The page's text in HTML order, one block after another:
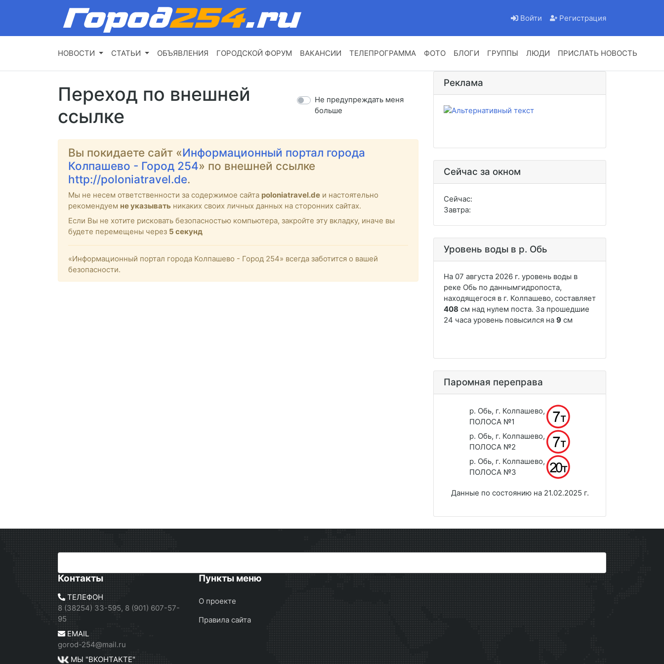
Войти Регистрация
НОВОСТИ СТАТЬИ ОБЪЯВЛЕНИЯ ГОРОДСКОЙ ФОРУМ ВАКАНСИИ ТЕЛЕПРОГРАММА ФОТО БЛОГИ ГРУППЫ ЛЮДИ ПРИСЛАТЬ НОВОСТЬ
Переход по внешней
ссылке
Не предупреждать меня
больше
Вы покидаете сайт «Информационный портал города
Колпашево - Город 254» по внешней ссылке
http://poloniatravel.de.
Мы не несем ответственности за содержимое сайта poloniatravel.de и настоятельно
рекомендуем не указывать никаких своих личных данных на сторонних сайтах.
Если Вы не хотите рисковать безопасностью компьютера, закройте эту вкладку, иначе вы
будете перемещены через 4 секунд
«Информационный портал города Колпашево - Город 254» всегда заботится о вашей
безопасности.
Реклама
Сейчас за окном
Сейчас:
Завтра:
Уровень воды в р. Обь
Паромная переправа
р. Обь, г. Колпашево,
ПОЛОСА №1
р. Обь, г. Колпашево,
ПОЛОСА №2
р. Обь, г. Колпашево,
ПОЛОСА №3
Данные по состоянию на 21.02.2025 г.
Контакты
ТЕЛЕФОН
8 (38254) 33-595, 8 (901) 607-57-
95
EMAIL
gorod-254@mail.ru
МЫ "ВКОНТАКТЕ"
Пункты меню
О проекте
Правила сайта